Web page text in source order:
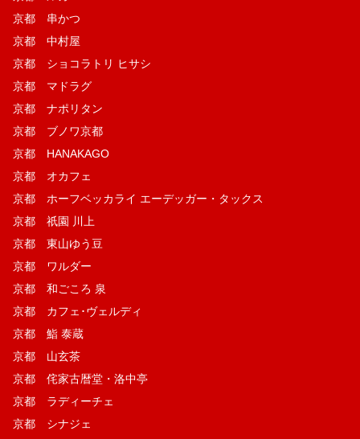
京都 串かつ
京都 中村屋
京都 ショコラトリ ヒサシ
京都 マドラグ
京都 ナポリタン
京都 ブノワ京都
京都 HANAKAGO
京都 オカフェ
京都 ホーフベッカライ エーデッガー・タックス
京都 祇園 川上
京都 東山ゆう豆
京都 ワルダー
京都 和ごころ 泉
京都 カフェ･ヴェルディ
京都 鮨 泰蔵
京都 山玄茶
京都 侘家古暦堂・洛中亭
京都 ラディーチェ
京都 シナジェ